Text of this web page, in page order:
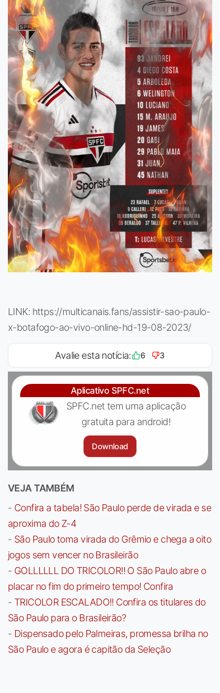
LINK: https://multicanais.fans/assistir-sao-paulo-
x-botafogo-ao-vivo-online-hd-19-08-2023/
Avalie esta notícia: 6 3
Aplicativo SPFC.net
SPFC.net tem uma aplicação
gratuita para android!
Download
VEJA TAMBÉM
- Confira a tabela! São Paulo perde de virada e se
aproxima do Z-4
- São Paulo toma virada do Grêmio e chega a oito
jogos sem vencer no Brasileirão
- GOLLLLLL DO TRICOLOR!! O São Paulo abre o
placar no fim do primeiro tempo! Confira
- TRICOLOR ESCALADO!! Confira os titulares do
São Paulo para o Brasileirão?
- Dispensado pelo Palmeiras, promessa brilha no
São Paulo e agora é capitão da Seleção